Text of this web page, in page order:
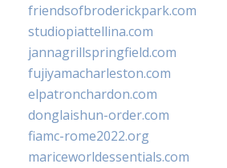
friendsofbroderickpark.com
studiopiattellina.com
jannagrillspringfield.com
fujiyamacharleston.com
elpatronchardon.com
donglaishun-order.com
fiamc-rome2022.org
mariceworldessentials.com